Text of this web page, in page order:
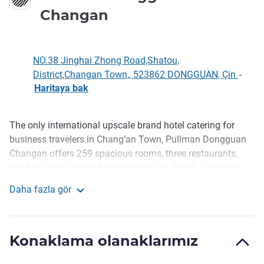
Changan
NO.38 Jinghai Zhong Road,Shatou,
District,Changan Town,, 523862 DONGGUAN, Çin -
Haritaya bak
Açıklama
The only international upscale brand hotel catering for
business travelers in Chang’an Town, Pullman Dongguan
Changan offers 259 spacious rooms, three restaurants,
ballroom and five meeting rooms. With its high-quality
enjoyment.
Daha fazla gör
Konaklama olanaklarımız